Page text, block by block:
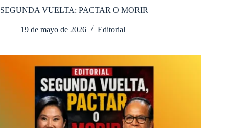
SEGUNDA VUELTA: PACTAR O MORIR
19 de mayo de 2026 Editorial